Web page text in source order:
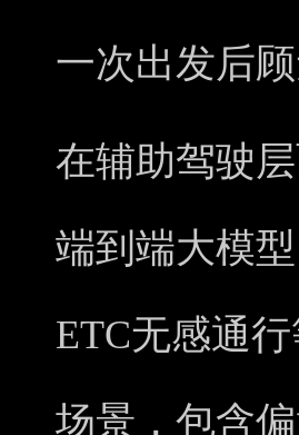
一次出发后顾
在辅助驾驶
端到端大模
ETC无感通
场景，包含